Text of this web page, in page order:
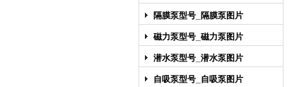
隔膜泵型号_隔膜泵图片
磁力泵型号_磁力泵图片
潜水泵型号_潜水泵图片
自吸泵型号_自吸泵图片